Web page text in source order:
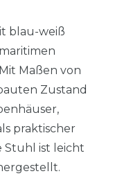
blau-weiß
Maßen von
Zustand
praktischer
Stuhl ist leicht